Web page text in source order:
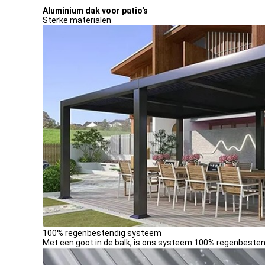
Aluminium dak voor patio's
Sterke materialen
100% regenbestendig systeem
Met een goot in de balk, is ons systeem 100%